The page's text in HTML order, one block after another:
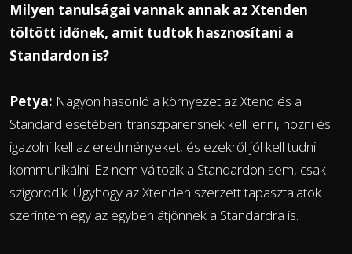
Milyen tanulságai vannak annak az Xtenden
töltött időnek, amit tudtok hasznosítani a
Standardon is?
Petya: Nagyon hasonló a környezet az Xtend és a
Standard esetében: transzparensnek kell lenni, hozni és
igazolni kell az eredményeket, és ezekről jól kell tudni
kommunikálni. Ez nem változik a Standardon sem, csak
szigorodik. Úgyhogy az Xtenden szerzett tapasztalatok
szerintem egy az egyben átjönnek a Standardra is.